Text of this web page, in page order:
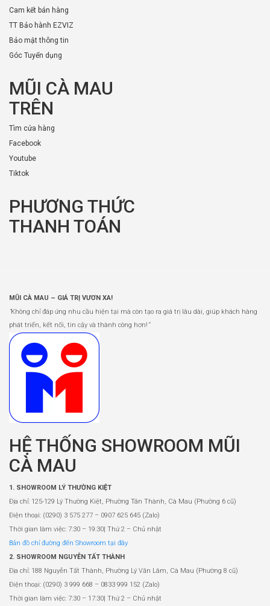
Cam kết bán hàng
TT Bảo hành EZVIZ
Bảo mật thông tin
Góc Tuyển dụng
MŨI CÀ MAU
TRÊN
Tìm cửa hàng
Facebook
Youtube
Tiktok
PHƯƠNG THỨC
THANH TOÁN
MŨI CÀ MAU – GIÁ TRỊ VƯƠN XA!
“Không chỉ đáp ứng nhu cầu hiện tại mà còn tạo ra giá trị lâu dài, giúp khách hàng
phát triển, kết nối, tin cậy và thành công hơn! ”
HỆ THỐNG SHOWROOM MŨI
CÀ MAU
1. SHOWROOM LÝ THƯỜNG KIỆT
Địa chỉ: 125-129 Lý Thường Kiệt, Phường Tân Thành, Cà Mau (Phường 6 cũ)
Điện thoại: (0290) 3 575 277 – 0907 625 645 (Zalo)
Thời gian làm việc: 7:30 – 19:30| Thứ 2 – Chủ nhật
Bản đồ chỉ đường đến Showroom tại đây
2. SHOWROOM NGUYỄN TẤT THÀNH
Địa chỉ: 188 Nguyễn Tất Thành, Phường Lý Văn Lâm, Cà Mau (Phường 8 cũ)
Điện thoại: (0290) 3 999 668 – 0833 999 152 (Zalo)
Thời gian làm việc: 7:30 – 17:30| Thứ 2 – Chủ nhật